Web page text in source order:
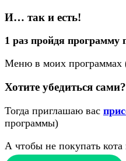
И… так и есть!
1 раз пройдя программу
Меню в моих программах
Хотите убедиться сами?
Тогда приглашаю вас
программы)
А чтобы не покупать